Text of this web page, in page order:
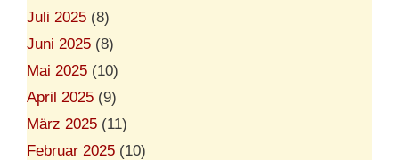
Juli 2025 (8)
Juni 2025 (8)
Mai 2025 (10)
April 2025 (9)
März 2025 (11)
Februar 2025 (10)